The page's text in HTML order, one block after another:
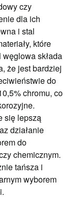
czy
dla ich
i stal
które
składa
że jest bardziej
do
chromu, co
się lepszą
działanie
do
chemicznym.
tańsza i
wyborem